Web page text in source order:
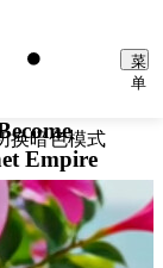
换暗色模式
菜
单
Empire